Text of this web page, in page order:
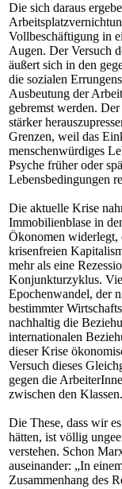
Die sich daraus
Vollbeschäftigung in
Augen. Der Versuch
äußert sich in den
die sozialen
Ausbeutung der
gebremst werden.
stärker
Grenzen, weil das
menschenwürdiges
Psyche früher oder
Lebensbedingungen
Die aktuelle Krise
Immobilienblase in
Ökonomen widerlegt,
krisenfreien
mehr als eine
Konjunkturzyklus.
Epochenwandel, der
bestimmter
nachhaltig die
internationalen
dieser Krise
Versuch dieses
gegen die
zwischen den Klassen.
Die These, dass wir
hätten, ist völlig
verstehen. Schon
auseinander: „In
Zusammenhang des